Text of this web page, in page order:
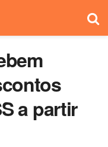
a partir